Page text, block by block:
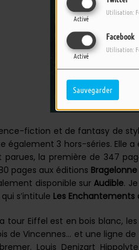
Activé
Utilisation:
Facebook
Activé
Utilisation:
Sauvegarder
fiction et de fantasy de
également 3 hors-séries. Elle a
parues, la première de 347
pages aux éditions
disponible surAudible.
s’intitule Les Enchantements
tour Eiffel est en bois blanc,
de Vincennes... et une ligne
Louis Denizart